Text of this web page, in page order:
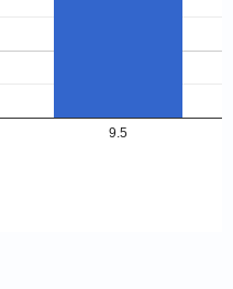
9.5